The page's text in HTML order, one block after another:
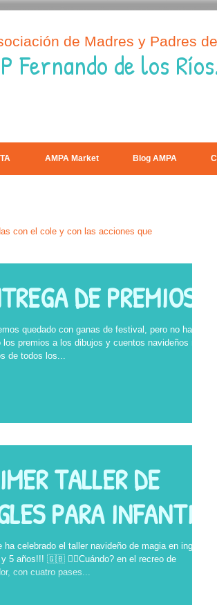
de Madres y Padres
Fernando de los
AMPA Market Blog AMPA
con el cole y con las acciones que
DE PREMIOS
quedado con ganas de festival, pero no han
los premios a los dibujos y cuentos navideños más
de todos los...
TALLER DE
PARA INFANTIL
ha celebrado el taller navideño de magia en inglés
5 años!!! 🇬🇧 👉🏼Cuándo? en el recreo de
con cuatro pases...